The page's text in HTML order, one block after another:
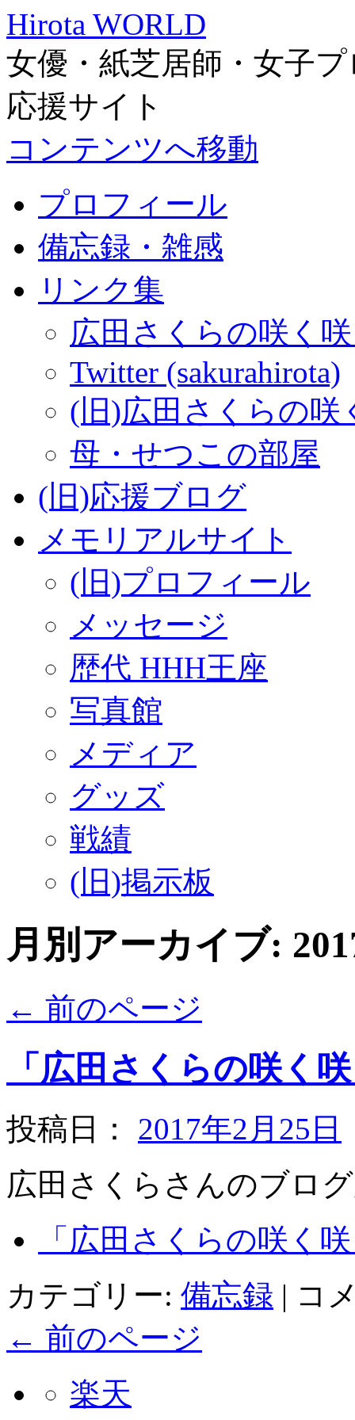
Hirota WORLD
女優・紙芝居師・女子
応援サイト
コンテンツへ移動
プロフィール
備忘録・雑感
リンク集
広田さくらの咲く
Twitter (sakurahirota)
(旧)広田さくらの咲
母・せつこの部屋
(旧)応援ブログ
メモリアルサイト
(旧)プロフィール
メッセージ
歴代 HHH王座
写真館
メディア
グッズ
戦績
(旧)掲示板
月別アーカイブ:
← 前のページ
「広田さくらの咲く
投稿日：
2017年2月25日
広田さくらさんのブロ
「広田さくらの咲く
カテゴリー: 備忘録 | コ
← 前のページ
楽天